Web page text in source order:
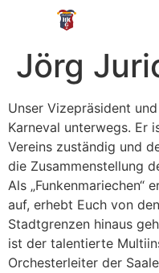
Jörg
Unser Vizepräsident
Karneval unterwegs. Er
Vereins zuständig und
die Zusammenstellung
Als „Funkenmariechen“
auf, erhebt Euch von
Stadtgrenzen hinaus
ist der talentierte
Orchesterleiter der